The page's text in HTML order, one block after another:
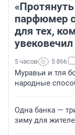
парфюмер
для тех,
5 часов 5 866
Муравьи и тля
народные
Одна банка —
зиму для